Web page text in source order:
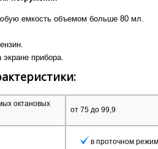
емкость объемом больше 80 мл.
экране прибора.
октановых
от 75 до 99,9
в проточном